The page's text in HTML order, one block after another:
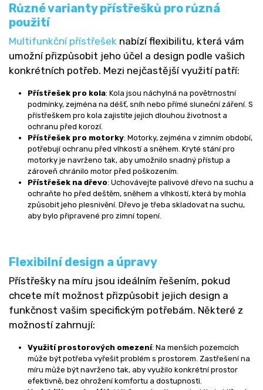
Různé varianty přístřešků pro různá
použití
Multifunkční přístřešek nabízí flexibilitu, která vám
umožní přizpůsobit jeho účel a design podle vašich
konkrétních potřeb. Mezi nejčastější využití patří:
Přístřešek pro kola: Kola jsou náchylná na povětrnostní
podmínky, zejména na déšť, sníh nebo přímé sluneční záření. S
přístřeškem pro kola zajistíte jejich dlouhou životnost a
ochranu před korozí.
Přístřešek pro motorky: Motorky, zejména v zimním období,
potřebují ochranu před vlhkostí a sněhem. Kryté stání pro
motorky je navrženo tak, aby umožnilo snadný přístup a
zároveň chránilo motor před poškozením.
Přístřešek na dřevo: Uchovávejte palivové dřevo na suchu a
ochraňte ho před deštěm, sněhem a vlhkostí, která by mohla
způsobit jeho plesnivění. Dřevo je třeba skladovat na suchu,
aby bylo připravené pro zimní topení.
Flexibilní design a úpravy
Přístřešky na míru jsou ideálním řešením, pokud
chcete mít možnost přizpůsobit jejich design a
funkčnost vašim specifickým potřebám. Některé z
možností zahrnují:
Využití prostorových omezení: Na menších pozemcích
může být potřeba vyřešit problém s prostorem. Zastřešení na
míru může být navrženo tak, aby využilo konkrétní prostor
efektivně, bez ohrožení komfortu a dostupnosti.